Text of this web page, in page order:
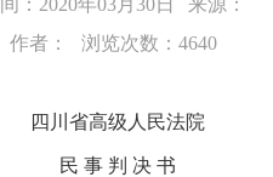
：2020年03月30日
来源：
作者：
浏览次数：4640
四川省高级人民法院
民 事 判 决 书